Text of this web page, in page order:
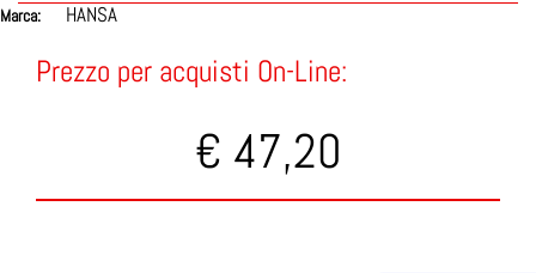
Marca: HANSA
Prezzo per acquisti On-Line:
€ 47,20